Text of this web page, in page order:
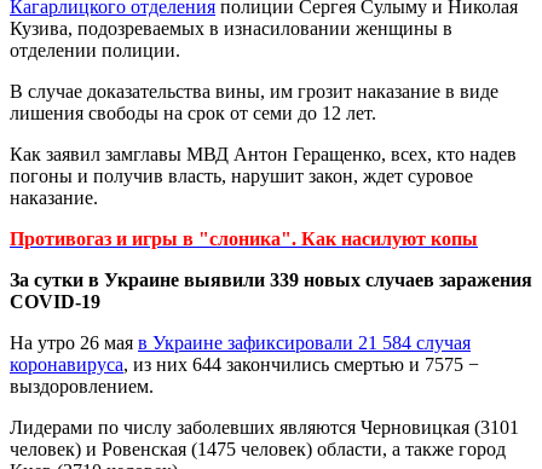
Кагарлицкого отделения полиции Сергея Сулыму и Николая
Кузива, подозреваемых в изнасиловании женщины в
отделении полиции.
В случае доказательства вины, им грозит наказание в виде
лишения свободы на срок от семи до 12 лет.
Как заявил замглавы МВД Антон Геращенко, всех, кто надев
погоны и получив власть, нарушит закон, ждет суровое
наказание.
Противогаз и игры в "слоника". Как насилуют копы
За сутки в Украине выявили 339 новых случаев заражения
COVID-19
На утро 26 мая в Украине зафиксировали 21 584 случая
коронавируса, из них 644 закончились смертью и 7575 −
выздоровлением.
Лидерами по числу заболевших являются Черновицкая (3101
человек) и Ровенская (1475 человек) области, а также город